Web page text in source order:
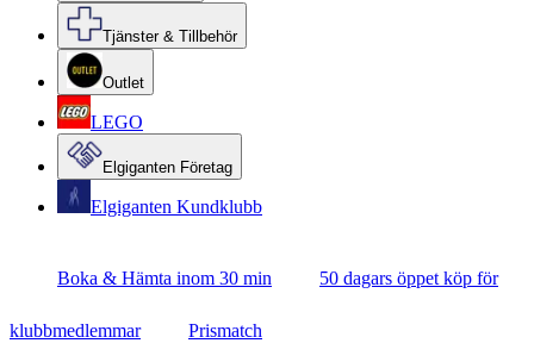
Tjänster & Tillbehör
Outlet
LEGO
Elgiganten Företag
Elgiganten Kundklubb
Boka & Hämta inom 30 min 50 dagars öppet köp för
klubbmedlemmar Prismatch